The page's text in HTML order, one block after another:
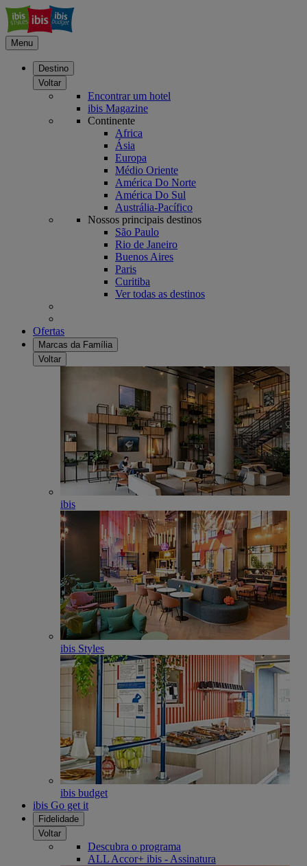
Menu
Destino
Voltar
Encontrar um hotel
ibis Magazine
Continente
Africa
Ásia
Europa
Médio Oriente
América Do Norte
América Do Sul
Austrália-Pacífico
Nossos principais destinos
São Paulo
Rio de Janeiro
Buenos Aires
Paris
Curitiba
Ver todas as destinos
Ofertas
Marcas da Família
Voltar
ibis
ibis Styles
ibis budget
ibis Go get it
Fidelidade
Voltar
Descubra o programa
ALL Accor+ ibis - Assinatura